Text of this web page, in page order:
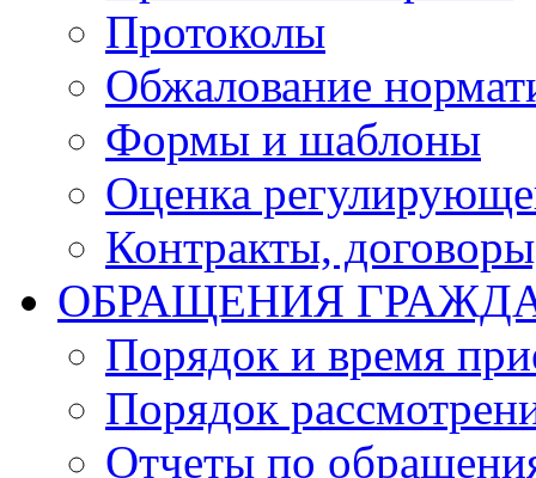
Протоколы
Обжалование
Формы и шаблоны
Оценка
Контракты,
ОБРАЩЕНИЯ
Порядок и время
Порядок
Отчеты по